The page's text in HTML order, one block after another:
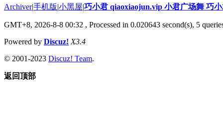
Archiver|手机版|小黑屋|巧小君 qiaoxiaojun.vip 小君广场舞 巧
GMT+8, 2026-8-8 00:32 , Processed in 0.020643 second(s), 5
Powered by Discuz! X3.4
© 2001-2023 Discuz! Team.
返回顶部